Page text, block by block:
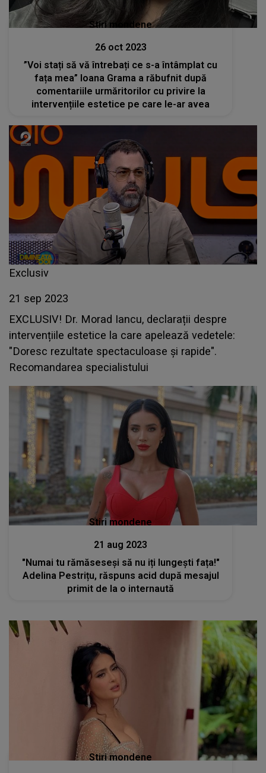
Stiri mondene
26 oct 2023
”Voi stați să vă întrebați ce s-a întâmplat cu
fața mea” Ioana Grama a răbufnit după
comentariile urmăritorilor cu privire la
intervențiile estetice pe care le-ar avea
Exclusiv
21 sep 2023
EXCLUSIV! Dr. Morad Iancu, declarații despre
intervențiile estetice la care apelează vedetele:
"Doresc rezultate spectaculoase și rapide".
Recomandarea specialistului
Stiri mondene
21 aug 2023
"Numai tu rămăseseși să nu iți lungești fața!"
Adelina Pestrițu, răspuns acid după mesajul
primit de la o internaută
Stiri mondene